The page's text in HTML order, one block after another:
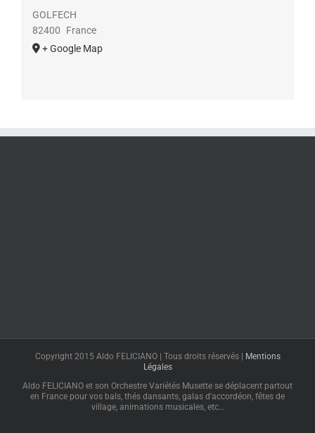
GOLFECH
82400
France
+ Google Map
Copyright 2015 Aldo FELICIANO | Tous droits réservés |
Mentions
Légales
Aldo FELICIANO et son Orchestre Variétés Musette se déplacent partout
en France pour vos bals, thés dansants, galas d'accordéon, fêtes de
village, animations musicales, etc…